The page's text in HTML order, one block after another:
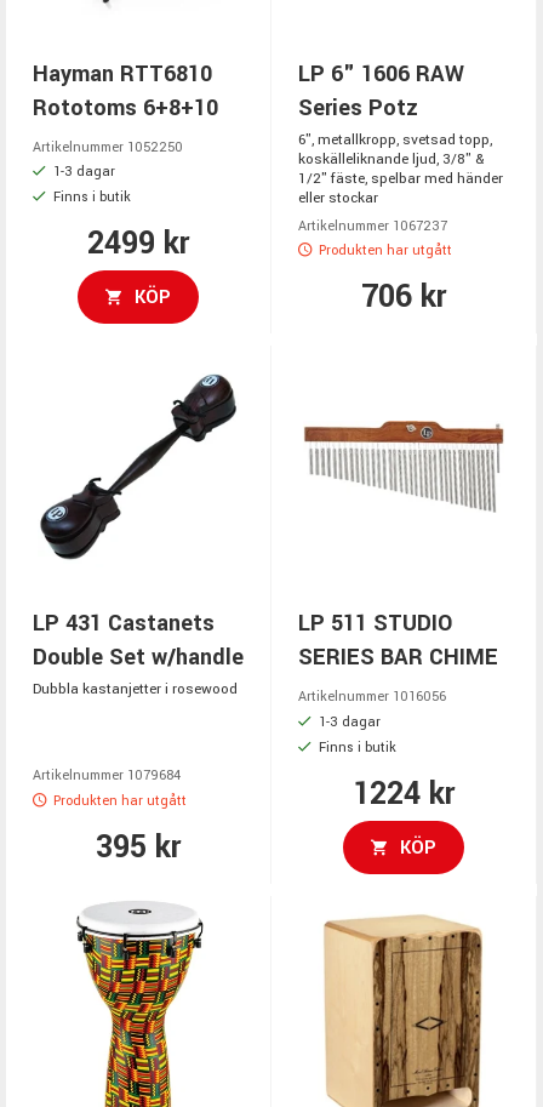
Hayman RTT6810
Rototoms 6+8+10
Artikelnummer 1052250
1-3 dagar
Finns i butik
2499 kr
KÖP
LP 6" 1606 RAW
Series Potz
6", metallkropp, svetsad topp,
koskälleliknande ljud, 3/8" &
1/2" fäste, spelbar med händer
eller stockar
Artikelnummer 1067237
Produkten har utgått
706 kr
LP 431 Castanets
Double Set w/handle
Dubbla kastanjetter i rosewood
Artikelnummer 1079684
Produkten har utgått
395 kr
LP 511 STUDIO
SERIES BAR CHIME
Artikelnummer 1016056
1-3 dagar
Finns i butik
1224 kr
KÖP